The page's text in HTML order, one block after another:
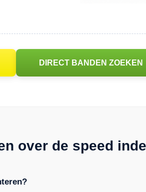
DIRECT BANDEN ZOEKEN
over de speed